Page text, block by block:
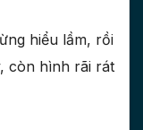
hiểu lầm, rồi
còn hình rãi rát